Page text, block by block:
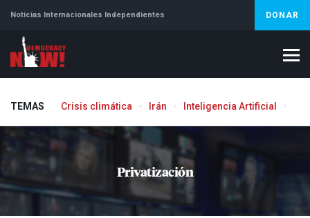
Noticias Internacionales Independientes DONAR
TEMAS Crisis climática Irán Inteligencia Artificial
Privatización